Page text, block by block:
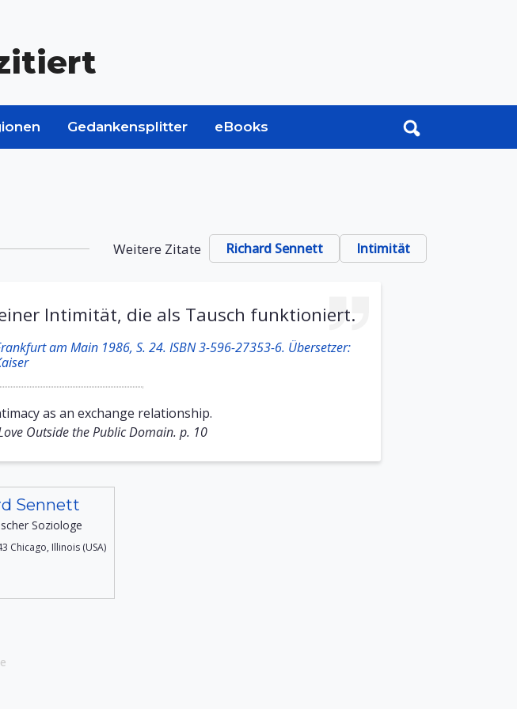
Gedankensplitter eBooks
Weitere Zitate Richard Sennett Intimität
Intimität, die als Tausch funktioniert.
am Main 1986, S. 24. ISBN 3-596-27353-6. Übersetzer:
as an exchange relationship.
Outside the Public Domain. p. 10
Sennett
Soziologe
Chicago, Illinois (USA)